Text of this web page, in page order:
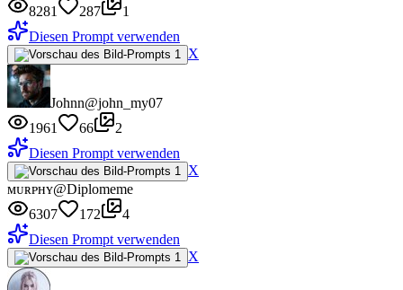
8281
287
1
Diesen Prompt verwenden
X
Johnn@john_my07
1961
66
2
Diesen Prompt verwenden
X
ᴍᴜʀᴘʜʏ@Diplomeme
6307
172
4
Diesen Prompt verwenden
X